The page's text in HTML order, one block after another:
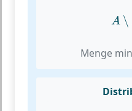
A ∖
A
Menge